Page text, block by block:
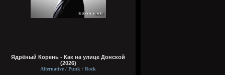
Ядрёный Корень - Как на улице Донской
(2026)
Alternative / Punk / Rock